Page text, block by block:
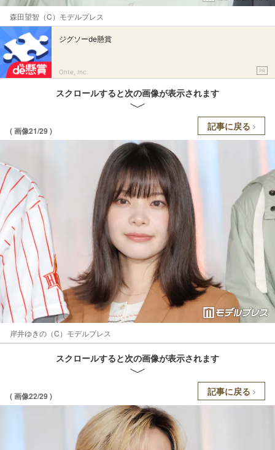
森田望智（C）モデルプレス
ジグソーde懸賞
Ohte, Inc. PR
スクロールすると次の画像が表示されます
( 画像21/29 ) 記事に戻る
岸井ゆきの（C）モデルプレス
スクロールすると次の画像が表示されます
( 画像22/29 ) 記事に戻る